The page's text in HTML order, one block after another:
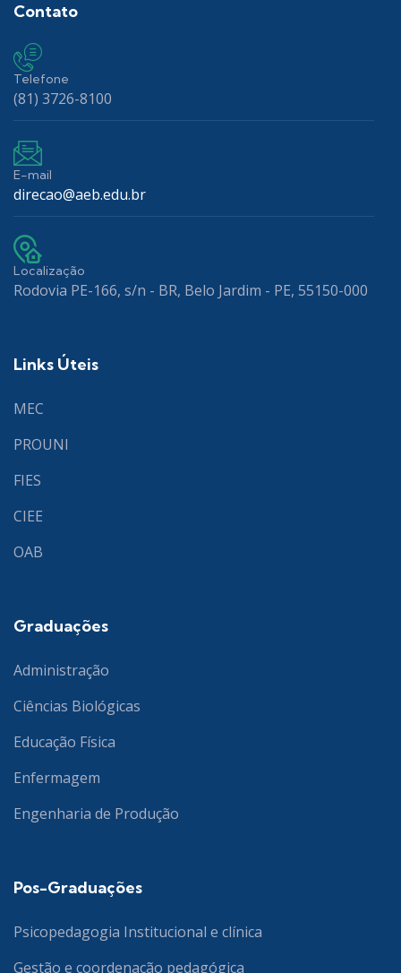
Contato
Telefone
(81) 3726-8100
E-mail
direcao@aeb.edu.br
Localização
Rodovia PE-166, s/n - BR, Belo Jardim - PE, 55150-000
Links Úteis
MEC
PROUNI
FIES
CIEE
OAB
Graduações
Administração
Ciências Biológicas
Educação Física
Enfermagem
Engenharia de Produção
Pos-Graduações
Psicopedagogia Institucional e clínica
Gestão e coordenação pedagógica